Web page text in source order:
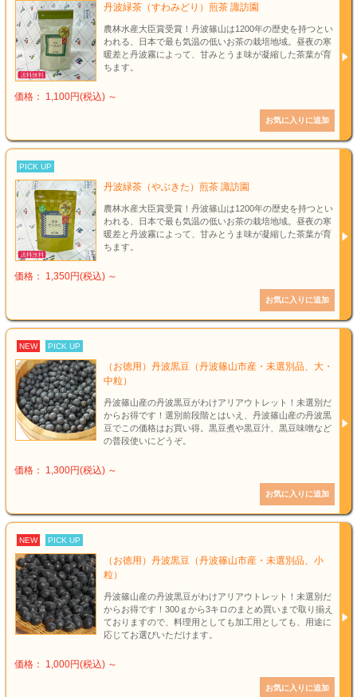
丹波緑茶（すわみどり）煎茶 諏訪園
農林水産大臣賞受賞！丹波篠山は1200年の歴史を持つとい
われる、日本で最も気温の低いお茶の栽培地域。昼夜の寒
暖差と丹波霧によって、甘みとうま味が凝縮した茶葉が育
ちます。
価格： 1,100円(税込) ～
PICK UP
丹波緑茶（やぶきた）煎茶 諏訪園
農林水産大臣賞受賞！丹波篠山は1200年の歴史を持つとい
われる、日本で最も気温の低いお茶の栽培地域。昼夜の寒
暖差と丹波霧によって、甘みとうま味が凝縮した茶葉が育
ちます。
価格： 1,350円(税込) ～
NEW PICK UP
（お徳用）丹波黒豆（丹波篠山市産・未選別品、大・
中粒）
丹波篠山産の丹波黒豆がわけアリアウトレット！未選別だ
からお得です！選別前段階とはいえ、丹波篠山産の丹波黒
豆でこの価格はお買い得。黒豆煮や黒豆汁、黒豆味噌など
の普段使いにどうぞ。
価格： 1,300円(税込) ～
NEW PICK UP
（お徳用）丹波黒豆（丹波篠山市産・未選別品、小
粒）
丹波篠山産の丹波黒豆がわけアリアウトレット！未選別だ
からお得です！300ｇから3キロのまとめ買いまで取り揃え
ておりますので、料理用としても加工用としても、用途に
応じてお選びいただけます。
価格： 1,000円(税込) ～